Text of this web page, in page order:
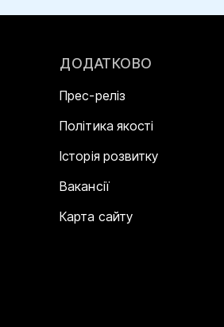
ДОДАТКОВО
Прес-реліз
Політика якості
Історія розвитку
Вакансії
Карта сайту